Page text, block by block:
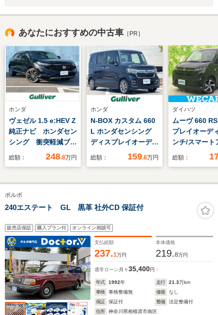
あなたにおすすめの中古車 ［PR］
ホンダ
ヴェゼル 1.5 e:HEV Z
純正ナビ ホンダセン
シング 衝突軽減ブレ
ーキ レーンキープア
ア ステアリングヒー
ター シートヒータ
ー ワイヤレス充電
ーシート
総額： 248.8万円
ホンダ
N-BOX カスタム 660
L ホンダセンシング
ディスプレイオーディ
総額： 159.8万円
ダイハツ
ムーヴ 660
プレイオーデ
ンチ/スマート
ト(トヨタ・
システム/ヘッ
ク/Bluetooth
総額：
ボルボ
240エステート GL 黒革 社外CD 保証付
販売店保証 購入プラン付 オンライン相談可
支払総額
237.1万円
本体価格
219.8万円
通常ローン 月々35,400円
年式 1992年 走行 21.3万km
車検
車検整備無 修復
なし
保証
保証付 整備
法定整備付
住所
神奈川県相模原市南区